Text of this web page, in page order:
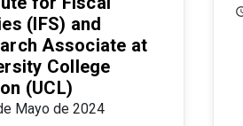
(IFS) and
Associate at
College
(UCL)
Mayo de 2024